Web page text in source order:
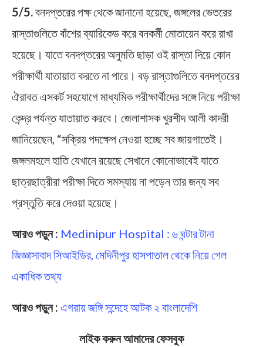
5/5.বনদপ্তরের পক্ষ থেকে জানানো হয়েছে, জঙ্গলের ভেতরের
রাস্তাগুলিতে বাঁশের ব্যারিকেড করে বনকর্মী মোতায়েন করে রাখা
হয়েছে। যাতে বনদপ্তরের অনুমতি ছাড়া ওই রাস্তা দিয়ে কোন
পরীক্ষার্থী যাতায়াত করতে না পারে। বড় রাস্তাগুলিতে বনদপ্তরের
ঐরাবত এসকর্ট সহযোগে মাধ্যমিক পরীক্ষার্থীদের সঙ্গে নিয়ে পরীক্ষা
কেন্দ্র পর্যন্ত যাতায়াত করবে। জেলাশাসক খুরশীদ আলী কাদরী
জানিয়েছেন, “সক্রিয় পদক্ষেপ নেওয়া হচ্ছে সব জায়গাতেই।
জঙ্গলমহলে হাতি যেখানে রয়েছে সেখানে কোনোভাবেই যাতে
ছাত্রছাত্রীরা পরীক্ষা দিতে সমস্যায় না পড়েন তার জন্য সব
প্রস্তুতি করে দেওয়া হয়েছে।
আরও পড়ুন : Medinipur Hospital : ৬ ঘন্টার টানা
জিজ্ঞাসাবাদ সিআইডির, মেদিনীপুর হাসপাতাল থেকে নিয়ে গেল
একাধিক তথ্য
আরও পড়ুন : এগরায় জঙ্গি সন্দেহে আটক ২ বাংলাদেশি
লাইক করুন আমাদের ফেসবুক